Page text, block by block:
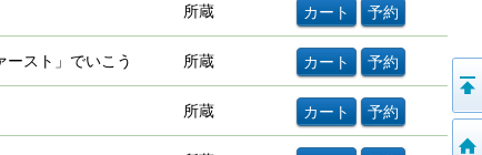
所蔵
スト」でいこう 所蔵
所蔵